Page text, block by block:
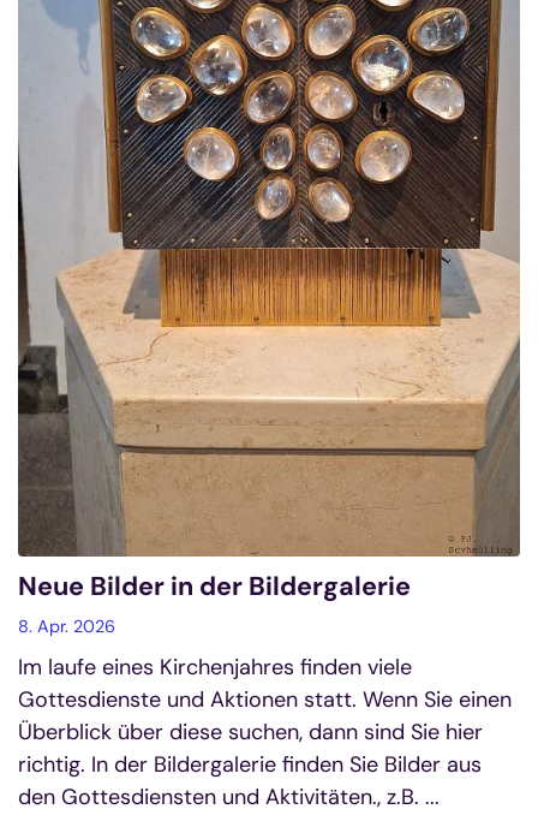
Neue Bilder in der Bildergalerie
8. Apr. 2026
Im laufe eines Kirchenjahres finden viele
Gottesdienste und Aktionen statt. Wenn Sie einen
Überblick über diese suchen, dann sind Sie hier
richtig. In der Bildergalerie finden Sie Bilder aus
den Gottesdiensten und Aktivitäten., z.B. ...